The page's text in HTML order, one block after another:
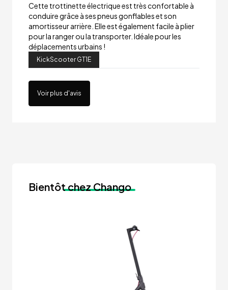
Cette trottinette électrique est très confortable à
conduire grâce à ses pneus gonflables et son
amortisseur arrière. Elle est également facile à plier
pour la ranger ou la transporter. Idéale pour les
déplacements urbains !
KickScooter GT1E
Voir plus d'avis
Bientôtchez Chango